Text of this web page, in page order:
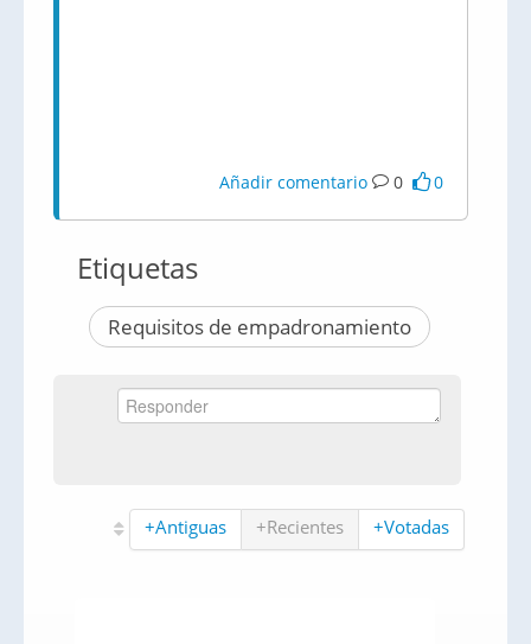
Añadir comentario 0 0
Etiquetas
Requisitos de empadronamiento
+Antiguas +Recientes +Votadas